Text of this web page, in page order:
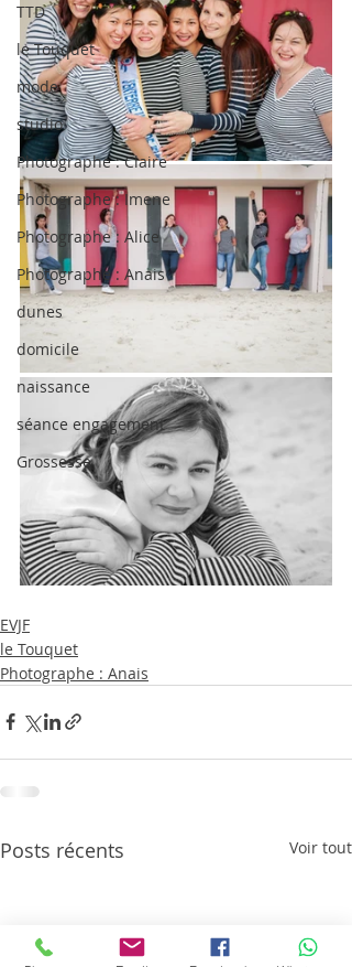
TTD
le Touquet
mode
studio
Photographe : Claire
Photographe : Imene
Photographe : Alice
Photographe : Anais
dunes
domicile
naissance
séance engagement
Grossesse
EVJF
le Touquet
Photographe : Anais
Posts récents Voir tout